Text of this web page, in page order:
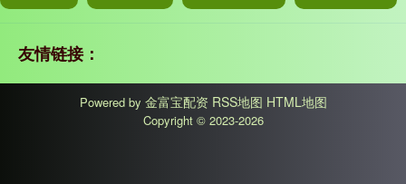
友情链接：
Powered by 金富宝配资 RSS地图 HTML地图
Copyright © 2023-2026